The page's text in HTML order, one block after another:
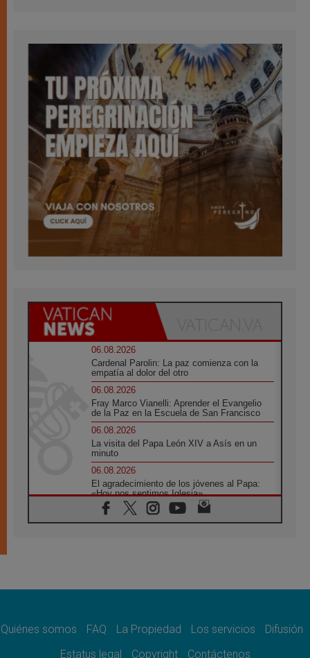
06.08.2026
Cardenal Parolin: La paz comienza con la
empatía al dolor del otro
06.08.2026
Fray Marco Vianelli: Aprender el Evangelio
de la Paz en la Escuela de San Francisco
06.08.2026
La visita del Papa León XIV a Asís en un
minuto
06.08.2026
El agradecimiento de los jóvenes al Papa:
«Hoy nos sentimos Iglesia»
06.08.2026
Líbano: Reanudan los coloquios en Roma en
paz
Sturla: La visita de León XIV será una buena
Quiénes somos FAQ La Propiedad Los servicios
Difusión
Estatus legal
Copyright Contáctenos